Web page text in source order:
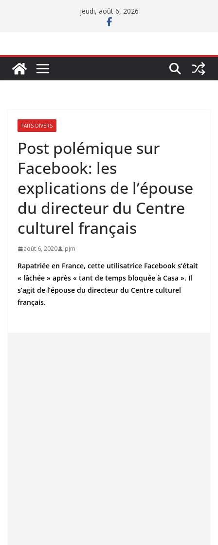
jeudi, août 6, 2026
FAITS DIVERS
Post polémique sur
Facebook: les
explications de l’épouse
du directeur du Centre
culturel français
août 6, 2020 lpjm
Rapatriée en France, cette utilisatrice Facebook s’était
« lâchée » après « tant de temps bloquée à Casa ». Il
s’agit de l’épouse du directeur du Centre culturel
français.